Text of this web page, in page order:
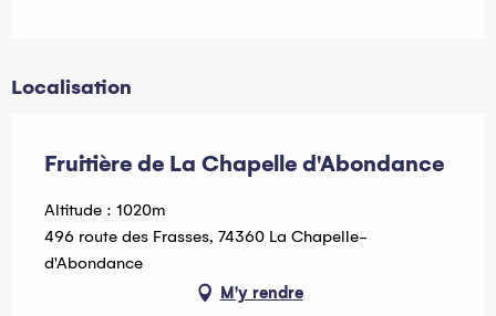
Localisation
Fruitière de La Chapelle d'Abondance
Altitude : 1020m
496 route des Frasses, 74360 La Chapelle-
d'Abondance
M'y rendre